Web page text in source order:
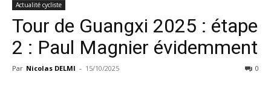
Actualité cycliste
Tour de Guangxi 2025 : étape
2 : Paul Magnier évidemment
Par Nicolas DELMI - 15/10/2025 0